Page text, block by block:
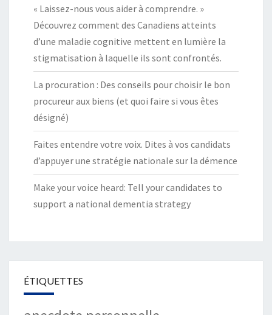
« Laissez-nous vous aider à comprendre. »
Découvrez comment des Canadiens atteints
d’une maladie cognitive mettent en lumière la
stigmatisation à laquelle ils sont confrontés.
La procuration : Des conseils pour choisir le bon
procureur aux biens (et quoi faire si vous êtes
désigné)
Faites entendre votre voix. Dites à vos candidats
d’appuyer une stratégie nationale sur la démence
Make your voice heard: Tell your candidates to
support a national dementia strategy
ÉTIQUETTES